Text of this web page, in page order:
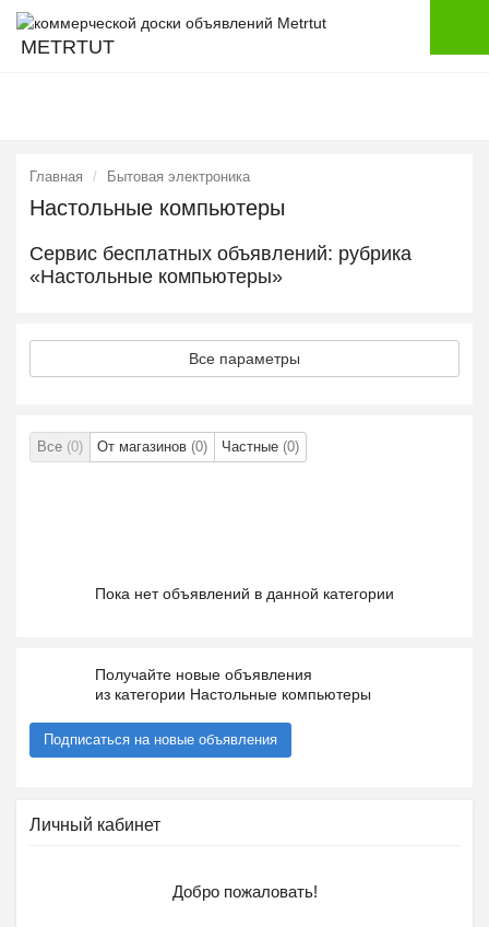
METRTUT
Главная Бытовая электроника
Настольные компьютеры
Сервис бесплатных объявлений: рубрика
«Настольные компьютеры»
Все параметры
Все (0) От магазинов (0) Частные (0)
Пока нет объявлений в данной категории
Получайте новые объявления
из категории Настольные компьютеры
Подписаться на новые объявления
Личный кабинет
Добро пожаловать!